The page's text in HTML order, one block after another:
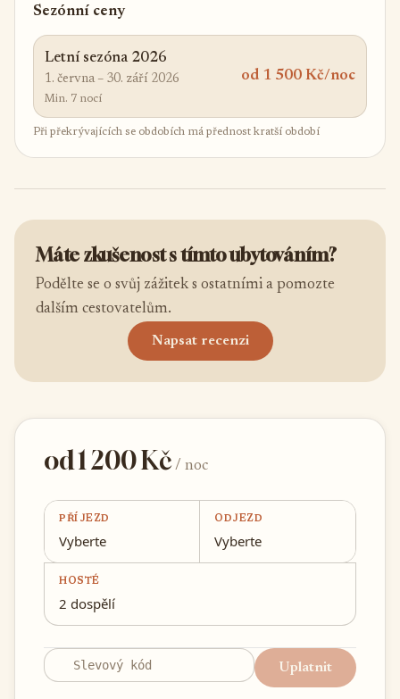
Sezónní ceny
Letní sezóna 2026
1. června – 30. září 2026
Min. 7 nocí
od 1 500 Kč/noc
Při překrývajících se obdobích má přednost kratší období
Máte zkušenost s tímto ubytováním?
Podělte se o svůj zážitek s ostatními a pomozte
dalším cestovatelům.
Napsat recenzi
od 1 200 Kč/ noc
PŘÍJEZD
Vyberte
ODJEZD
Vyberte
HOSTÉ
2 dospělí
Uplatnit